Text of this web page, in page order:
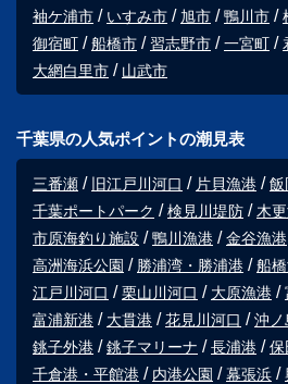
袖ケ浦市
いすみ市 旭市 鴨川市
御宿町
船橋市 習志野市 一宮町
大網白里市
山武市
千葉県の人気ポイントの潮見表
三番瀬 旧江戸川河口 片貝漁港
飯
千葉ポートパーク
検見川堤防 木
市原海釣り施設
鴨川漁港 金谷漁港
高洲海浜公園
勝浦湾・勝浦港
船
江戸川河口
栗山川河口 大原漁港
富浦新港
大貫港 花見川河口 沖ノ
銚子外港
銚子マリーナ 長浦港
保
千倉港・平館港
内港公園 幕張浜